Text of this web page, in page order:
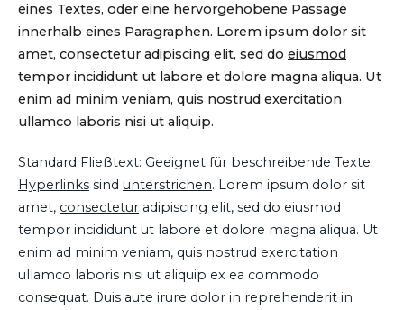
eines Textes, oder eine hervorgehobene Passage
innerhalb eines Paragraphen. Lorem ipsum dolor sit
amet, consectetur adipiscing elit, sed do eiusmod
tempor incididunt ut labore et dolore magna aliqua. Ut
enim ad minim veniam, quis nostrud exercitation
ullamco laboris nisi ut aliquip.
Standard Fließtext: Geeignet für beschreibende Texte.
Hyperlinks sind unterstrichen. Lorem ipsum dolor sit
amet, consectetur adipiscing elit, sed do eiusmod
tempor incididunt ut labore et dolore magna aliqua. Ut
enim ad minim veniam, quis nostrud exercitation
ullamco laboris nisi ut aliquip ex ea commodo
consequat. Duis aute irure dolor in reprehenderit in